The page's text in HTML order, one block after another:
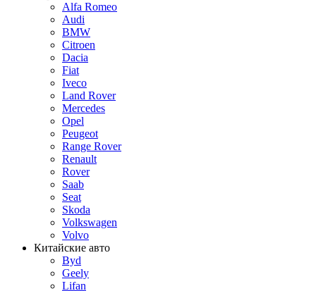
Alfa Romeo
Audi
BMW
Citroen
Dacia
Fiat
Iveco
Land Rover
Mercedes
Opel
Peugeot
Range Rover
Renault
Rover
Saab
Seat
Skoda
Volkswagen
Volvo
Китайские авто
Byd
Geely
Lifan